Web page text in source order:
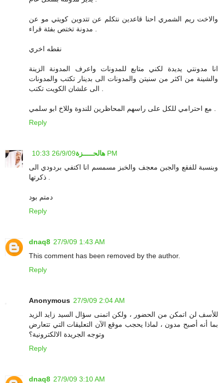
والاخت ريم الشمري احنا قاعدين نتكلم عن تتدوين كويتي مو عن
نقطه اخري
انا مدونتي يديدة لكني متابع للمدونات واعرف المدونة الزينة
والشينة من اكثر من سنيتن والمدونات الى بدينار تكتب والمدونات
Reply
هالحـــــزة 26/9/09 10:33 PM
وبنسبة للفقع والجبن معجف والخبز مسمسم انا اكتفي بردودي الى
دمتم بود
Reply
dnaq8 27/9/09 1:43 AM
This comment has been removed by the author.
Reply
Anonymous 27/9/09 2:04 AM
للأسف لن اتمكن من الحضور ، ولكن اتمنى سؤال السيد زايد الزيد
بما أنه أصبح مدون ، لماذا يحجب موقع الآن التعليقات التي تتعارض
وتوجه الجريدة الالكترونية؟
Reply
dnaq8 27/9/09 3:10 AM